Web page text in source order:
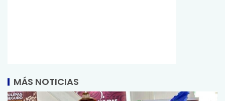
MÁS NOTICIAS